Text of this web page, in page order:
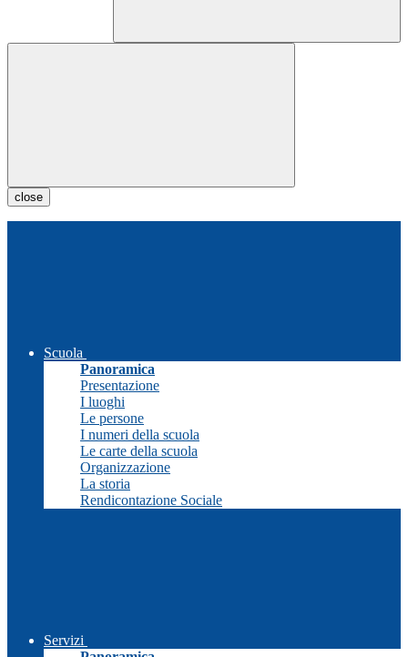
close
Scuola
Panoramica
Presentazione
I luoghi
Le persone
I numeri della scuola
Le carte della scuola
Organizzazione
La storia
Rendicontazione Sociale
Servizi